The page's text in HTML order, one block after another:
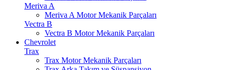
Meriva A
Meriva A Motor Mekanik Parçaları
Vectra B
Vectra B Motor Mekanik Parçaları
Chevrolet
Trax
Trax Motor Mekanik Parçaları